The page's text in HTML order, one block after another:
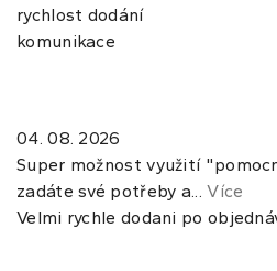
rychlost dodání
komunikace
04. 08. 2026
Super možnost využití
zadáte své potřeby a...Více
Velmi rychle dodani po